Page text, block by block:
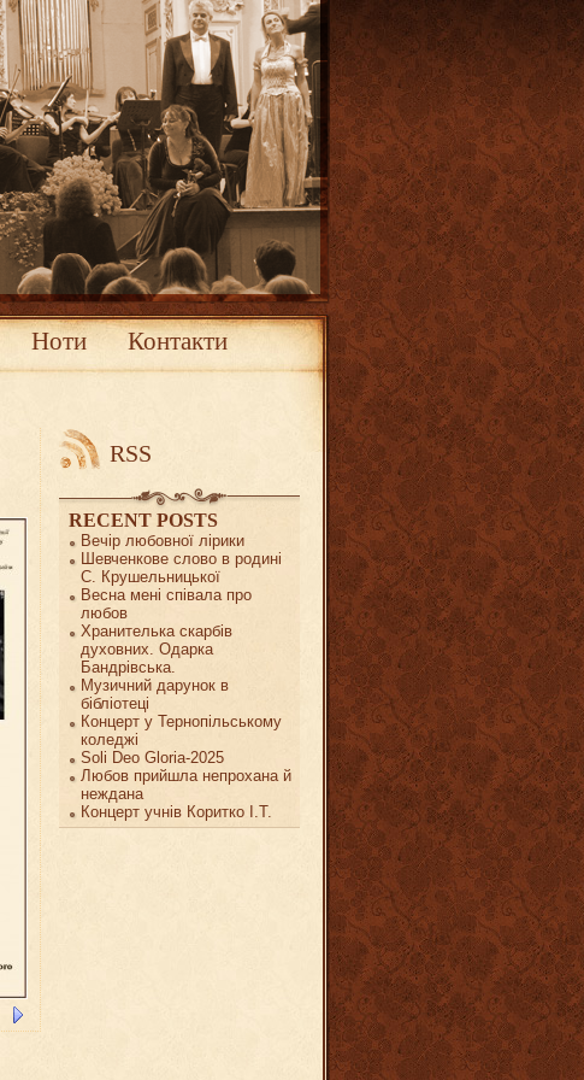
Ноти
Контакти
RSS
RECENT POSTS
Вечір любовної лірики
Шевченкове слово в родині
С. Крушельницької
Весна мені співала про
любов
Хранителька скарбів
духовних. Одарка
Бандрівська.
Музичний дарунок в
бібліотеці
Концерт у Тернопільському
коледжі
Soli Deo Gloria-2025
Любов прийшла непрохана й
неждана
Концерт учнів Коритко І.Т.